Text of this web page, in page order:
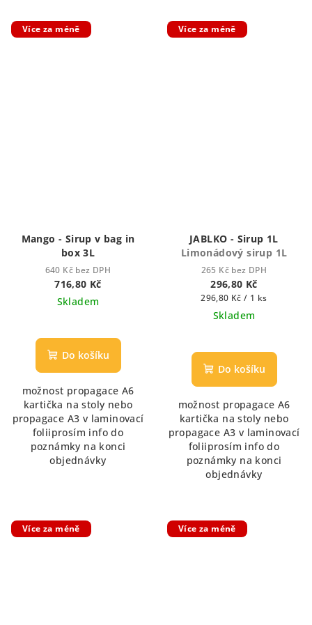
Více za méně
Mango - Sirup v bag in
box 3L
640 Kč bez DPH
716,80 Kč
Skladem
Do košíku
možnost propagace A6
kartička na stoly nebo
propagace A3 v laminovací
foliiprosím info do
poznámky na konci
objednávky
Více za méně
JABLKO - Sirup 1L
Limonádový sirup 1L
265 Kč bez DPH
296,80 Kč
Měrná
cena:
296,80 Kč / 1 ks
Skladem
hodnocení
produktu
z
5
hvězdiček.
Do košíku
možnost propagace A6
kartička na stoly nebo
propagace A3 v laminovací
foliiprosím info do
poznámky na konci
objednávky
Více za méně Více za méně